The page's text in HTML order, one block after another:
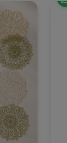
הטושים
לצביעה של
זו ערכה
להוסיף
מתנה
לצבוע